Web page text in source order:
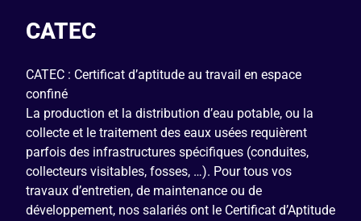
CATEC
CATEC : Certificat d’aptitude au travail en espace
confiné
La production et la distribution d’eau potable, ou la
collecte et le traitement des eaux usées requièrent
parfois des infrastructures spécifiques (conduites,
collecteurs visitables, fosses, …). Pour tous vos
travaux d’entretien, de maintenance ou de
développement, nos salariés ont le Certificat d’Aptitude